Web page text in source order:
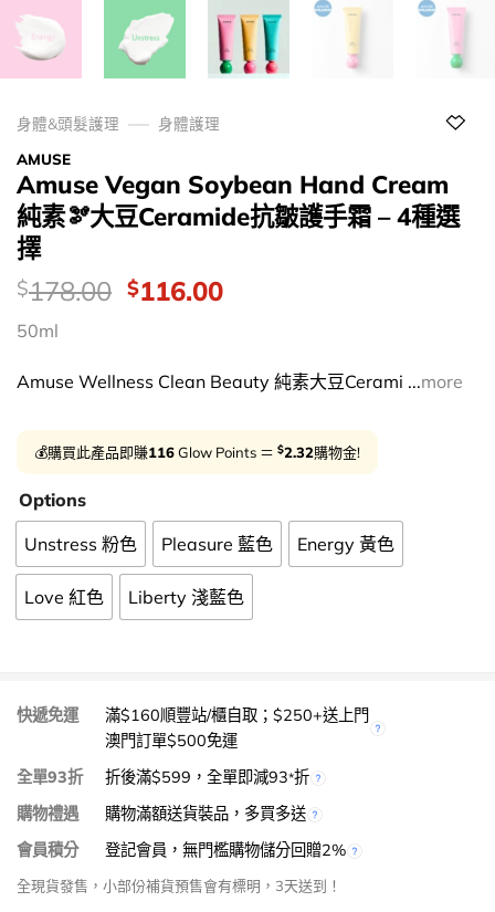
身體&頭髮護理
身體護理
AMUSE
Amuse Vegan Soybean Hand Cream
純素🫘大豆Ceramide抗皺護手霜 – 4種選
擇
價
錢：
$178.00 Original
$178.00.
$116.00Current
$116.00.
50ml
Amuse Wellness Clean Beauty 純素大豆Cerami ...more
💰購買此產品即賺116Glow Points ＝ $2.32購物金!
Options
Unstress 粉色 Pleasure 藍色 Energy 黃色
Love 紅色 Liberty 淺藍色
快遞免運
滿$160順豐站/櫃自取；$250+送上門
澳門訂單$500免運
全單93折
折後滿$599，全單即減93*折
購物禮遇
購物滿額送貨裝品，多買多送
會員積分
登記會員，無門檻購物儲分回贈2%
全現貨發售，小部份補貨預售會有標明，3天送到！